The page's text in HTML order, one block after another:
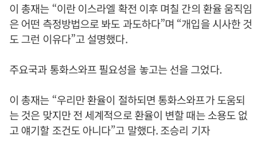
이 총재는 “이란 이스라엘 확전 이후 며칠 간의 환율 움직임
은 어떤 측정방법으로 봐도 과도하다”며 “개입을 시사한 것
도 그런 이유다”고 설명했다.
주요국과 통화스와프 필요성을 놓고는 선을 그었다.
이 총재는 “우리만 환율이 절하되면 통화스와프가 도움되
는 것은 맞지만 전 세계적으로 환율이 변할 때는 소용도 없
고 얘기할 조건도 아니다”고 말했다. 조승리 기자